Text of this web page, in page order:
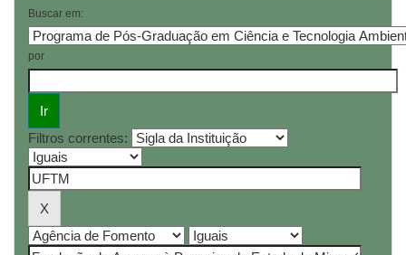
Buscar em:
por
Filtros correntes: